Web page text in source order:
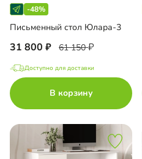
-48%
Письменный стол Юлара-3
31 800 61 150
Доступно для доставки
В корзину